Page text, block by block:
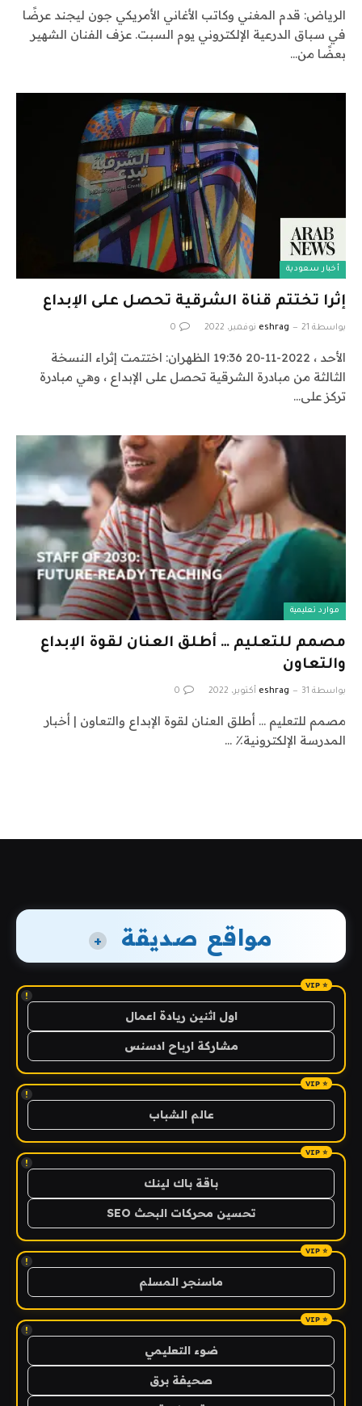
الرياض: قدم المغني وكاتب الأغاني الأمريكي جون ليجند عرضًا
في سباق الدرعية الإلكتروني يوم السبت. عزف الفنان الشهير
بعضًا من…
أخبار سعودية
إثرا تختتم قناة الشرقية تحصل على الإبداع
بواسطة eshrag 21 نوفمبر، 2022 0
الأحد ، 2022-11-20 19:36 الظهران: اختتمت إثراء النسخة
الثالثة من مبادرة الشرقية تحصل على الإبداع ، وهي مبادرة
تركز على…
موارد تعليمية
مصمم للتعليم … أطلق العنان لقوة الإبداع
والتعاون
بواسطة eshrag 31 أكتوبر، 2022 0
مصمم للتعليم … أطلق العنان لقوة الإبداع والتعاون | أخبار
المدرسة الإلكترونية٪ …
مواقع صديقة +
!
اول اثنين ريادة اعمال
مشاركة ارباح ادسنس
!
عالم الشباب
!
باقة باك لينك
تحسين محركات البحث SEO
!
ماسنجر المسلم
!
ضوء التعليمي
صحيفة برق